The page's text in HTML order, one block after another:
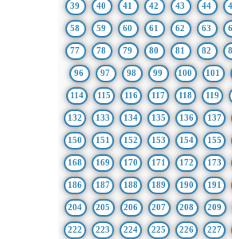
39 40 41 42 43 44
58 59 60 61 62 63
77 78 79 80 81 82
96 97 98 99 100 101
114 115 116 117 118 119
132 133 134 135 136 137
150 151 152 153 154 155
168 169 170 171 172 173
186 187 188 189 190 191
204 205 206 207 208 209
222 223 224 225 226 227